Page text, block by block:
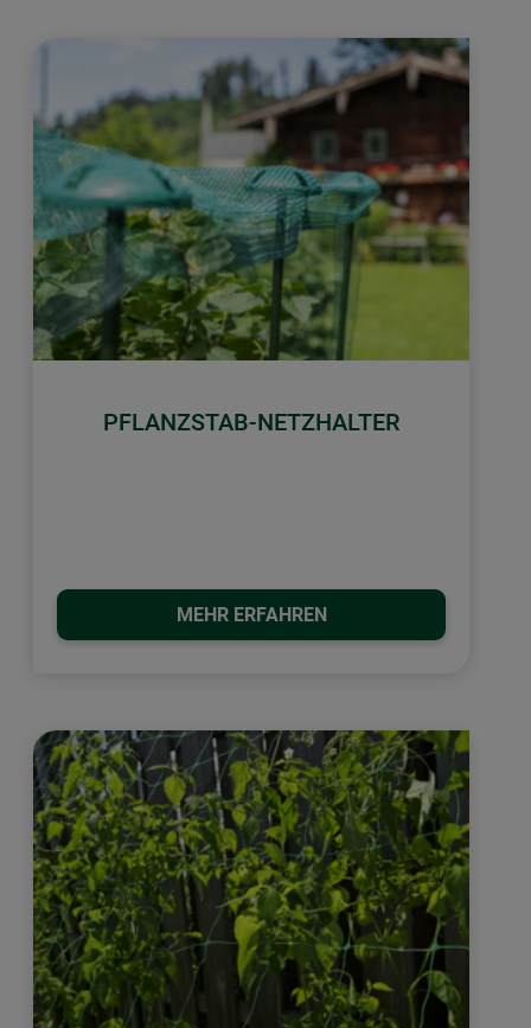
PFLANZSTAB-NETZHALTER
MEHR ERFAHREN